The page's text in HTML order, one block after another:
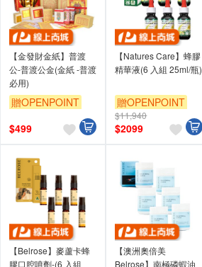
【金發財金紙】普渡
公-普渡公金(金紙 -普渡
必用)
贈OPENPOINT
$499
【Natures Care】蜂膠
精華液(6 入組 25ml/瓶)
贈OPENPOINT
$11,940
$2099
【Belrose】麥蘆卡蜂
膠口腔噴劑-(6 入組
【澳洲奧倍美
Belrose】南極磷蝦油